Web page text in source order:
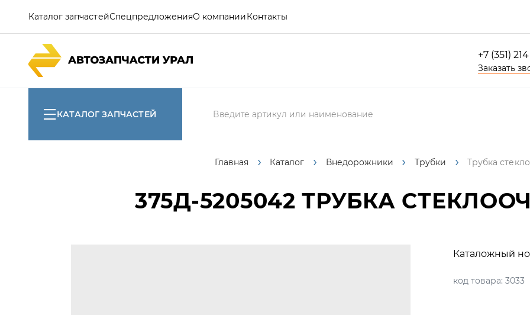
Каталог запчастейСпецпредложенияО компанииКонтакты
+7 (351)
Заказать
КАТАЛОГ ЗАПЧАСТЕЙ
Главная Каталог Внедорожники Трубки Трубка
375Д-5205042 ТРУБКА
Каталожный
код товара: 3033